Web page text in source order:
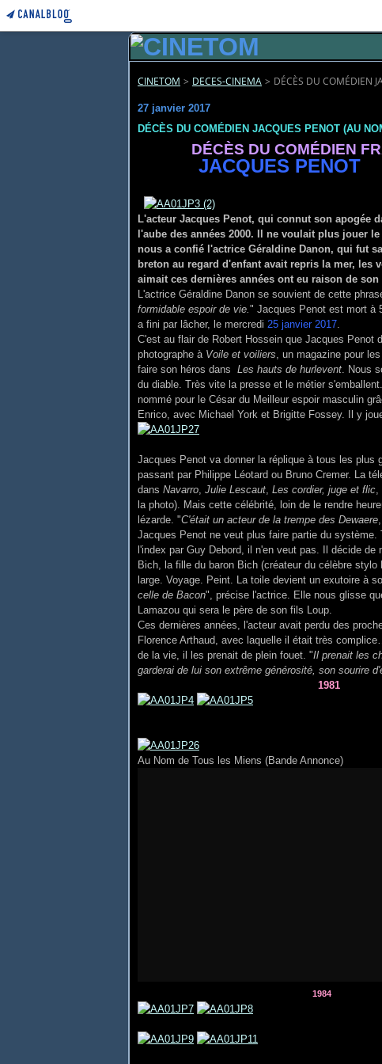
CINETOM > DECES-CINEMA > DÉCÈS DU COMÉDIEN
27 janvier 2017
DÉCÈS DU COMÉDIEN JACQUES PENOT (AU
DÉCÈS DU COMÉDIEN
JACQUES PENOT
L'acteur Jacques Penot, qui connut son apogée
l'aube des années 2000. Il ne voulait plus jouer
nous a confié l'actrice Géral­dine Danon, qui fut
breton au regard d'enfant avait repris la mer, les
aimait ces dernières années ont eu raison de
L'actrice Géraldine Danon se souvient de cette
formidable espoir de vie." Jacques Penot est mort à
a fini par lâcher, le mercredi 25 janvier 2017.
C'est au flair de Robert Hossein que Jacques Penot
photographe à Voile et voiliers, un magazine pour
faire son héros dans Les hauts de hurlevent. Nous
du diable. Très vite la presse et le métier
nommé pour le César du Meilleur espoir masculin
Enrico, avec Michael York et Brigitte Fossey. Il y
Jacques Penot va donner la réplique à tous les plus
passant par Philippe Léotard ou Bruno Cremer. La
dans Navarro, Julie Lescaut, Les cordier, juge et flic,
la photo). Mais cette célébrité, loin de le rendre
lézarde. "C'était un acteur de la trempe des Dewaere
Jacques Penot ne veut plus faire partie du
l'index par Guy Debord, il n'en veut pas. Il décide
Bich, la fille du baron Bich (créateur du célèbre
large. Voyage. Peint. La toile devient un exutoire à
celle de Bacon", précise l'actrice. Elle nous glisse
Lamazou qui sera le père de son fils Loup.
Ces dernières années, l'acteur avait perdu des
Florence Arthaud, avec laquelle il était très
de la vie, il les prenait de plein fouet. "Il prenait les
garderai de lui son extrême générosité, son sourire
1981
Au Nom de Tous les Miens (Bande Annonce)
1984